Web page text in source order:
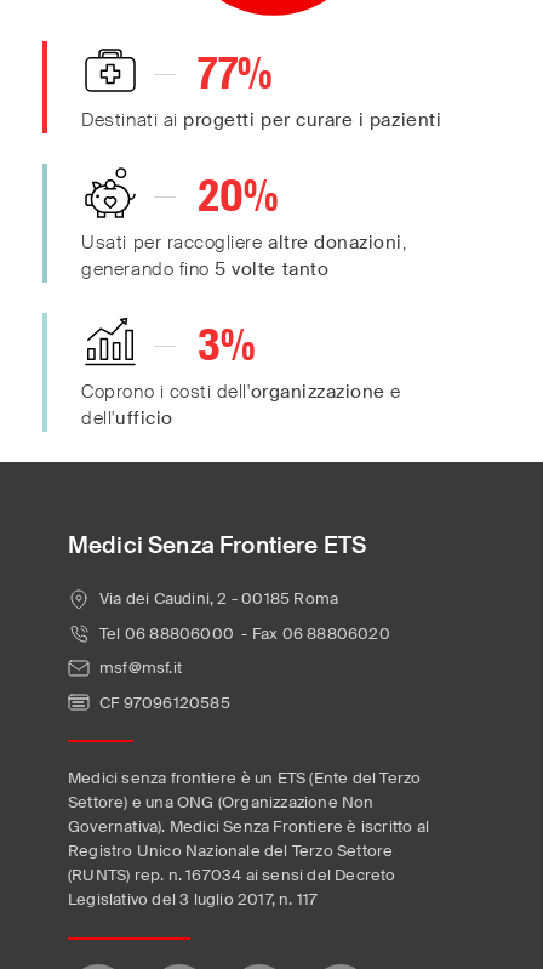
77%
Destinati ai progetti per curare i pazienti
20%
Usati per raccoglierealtre donazioni,
generando fino5 volte tanto
3%
Coprono i costi dell'organizzazione e
dell'ufficio
Medici Senza Frontiere ETS
Via dei Caudini, 2 - 00185 Roma
Tel 06 88806000 - Fax 06 88806020
msf@msf.it
CF 97096120585
Medici senza frontiere è un ETS (Ente del Terzo
Settore) e una ONG (Organizzazione Non
Governativa). Medici Senza Frontiere è iscritto al
Registro Unico Nazionale del Terzo Settore
(RUNTS) rep. n. 167034 ai sensi del Decreto
Legislativo del 3 luglio 2017, n. 117